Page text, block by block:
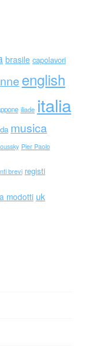
brasile capolavori
english
iliade italia
musica
Pier Paolo
brevi registi
modotti uk